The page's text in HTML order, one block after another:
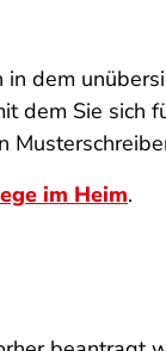
dem
dem Sie sich
im Heim.